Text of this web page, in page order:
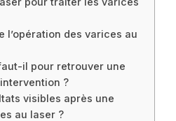
l’opération des varices au
il pour retrouver une
?
visibles après une
au laser ?